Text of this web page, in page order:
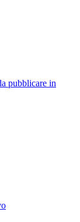
pubblicare in